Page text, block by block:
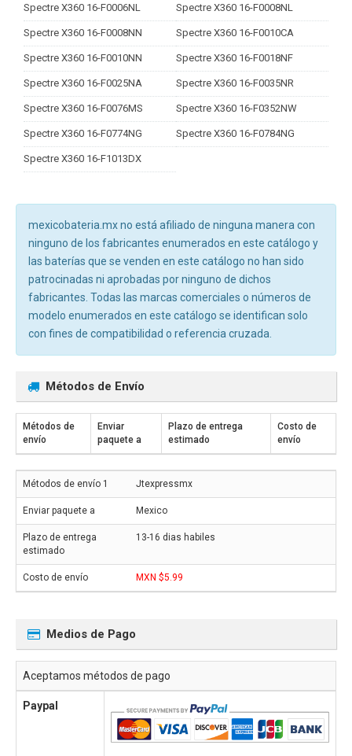
Spectre X360 16-F0006NL Spectre X360 16-F0008NL
Spectre X360 16-F0008NN Spectre X360 16-F0010CA
Spectre X360 16-F0010NN Spectre X360 16-F0018NF
Spectre X360 16-F0025NA Spectre X360 16-F0035NR
Spectre X360 16-F0076MS Spectre X360 16-F0352NW
Spectre X360 16-F0774NG Spectre X360 16-F0784NG
Spectre X360 16-F1013DX
mexicobateria.mx no está afiliado de ninguna manera con
ninguno de los fabricantes enumerados en este catálogo y
las baterías que se venden en este catálogo no han sido
patrocinadas ni aprobadas por ninguno de dichos
fabricantes. Todas las marcas comerciales o números de
modelo enumerados en este catálogo se identifican solo
con fines de compatibilidad o referencia cruzada.
Métodos de Envío
Métodos de
envío
Enviar
paquete a
Plazo de entrega
estimado
Costo de
envío
Jtexpressmx
Mexico
13-16 dias habiles
MXN $5.99
Medios de Pago
Aceptamos métodos de pago
Paypal